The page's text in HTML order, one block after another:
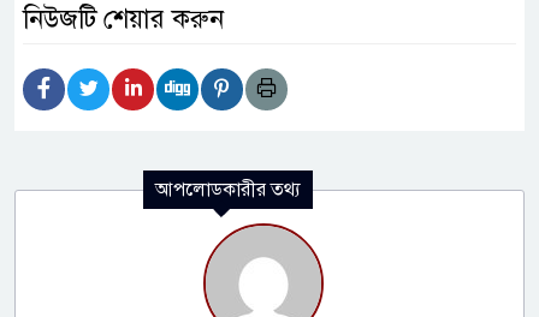
নিউজটি শেয়ার করুন
আপলোডকারীর তথ্য